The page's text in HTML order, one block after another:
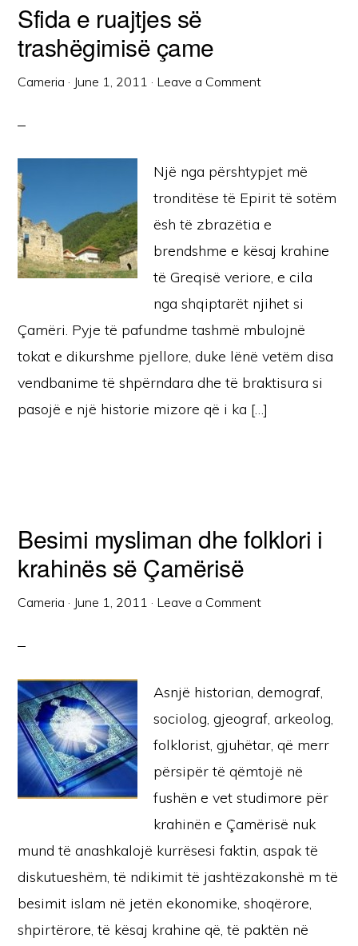
Sfida e ruajtjes së
trashëgimisë çame
Cameria · June 1, 2011 · Leave a Comment
Një nga përshtypjet më
tronditëse të Epirit të sotëm
ësh të zbrazëtia e
brendshme e kësaj krahine
të Greqisë veriore, e cila
nga shqiptarët njihet si
Çamëri. Pyje të pafundme tashmë mbulojnë
tokat e dikurshme pjellore, duke lënë vetëm disa
vendbanime të shpërndara dhe të braktisura si
pasojë e një historie mizore që i ka […]
Besimi mysliman dhe folklori i
krahinës së Çamërisë
Cameria · June 1, 2011 · Leave a Comment
Asnjë historian, demograf,
sociolog, gjeograf, arkeolog,
folklorist, gjuhëtar, që merr
përsipër të qëmtojë në
fushën e vet studimore për
krahinën e Çamërisë nuk
mund të anashkalojë kurrësesi faktin, aspak të
diskutueshëm, të ndikimit të jashtëzakonshë m të
besimit islam në jetën ekonomike, shoqërore,
shpirtërore, të kësaj krahine që, të paktën në